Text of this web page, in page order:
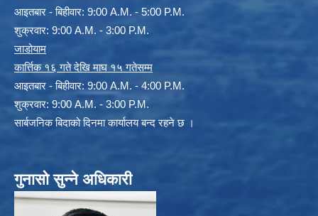
आइतबार - बिहीवार: 9:00 A.M. - 5:00 P.M.
शुक्रवार: 9:00 A.M. - 3:00 P.M.
जाडोयाम
कार्त्तिक १६ गते देखि माघ १५ गतेसम्म
आइतबार - बिहीवार: 9:00 A.M. - 4:00 P.M.
शुक्रवार: 9:00 A.M. - 3:00 P.M.
सार्बजनिक बिदाको दिनमा कार्यालय बन्द रहने छ ।
गुनासो सुन्ने अधिकारी